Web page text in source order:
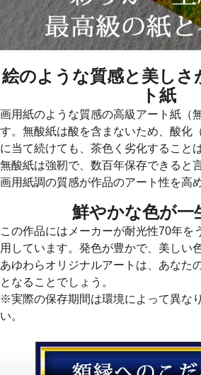
絵のような質感と美しさ
ト紙
画用紙のような質感の高級アート紙（
す。無酸紙は酸を含まないため、酸化
に当て続けても、茶色く劣化すること
無酸紙は強靭で、数百年保存できると
画用紙調の質感が作品のアート性を高
鮮やかな色が一
この作品にはメーカーが耐光性70年を
用しています。発色が豊かで、美しい
あゆわらオリジナルアートは、あなた
となることでしょう。
※実際の保存期間は環境によって異な
い。